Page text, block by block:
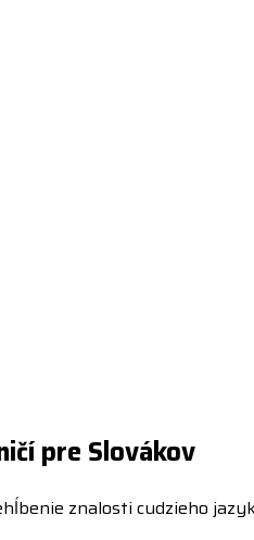
pre Slovákov
znalosti cudzieho